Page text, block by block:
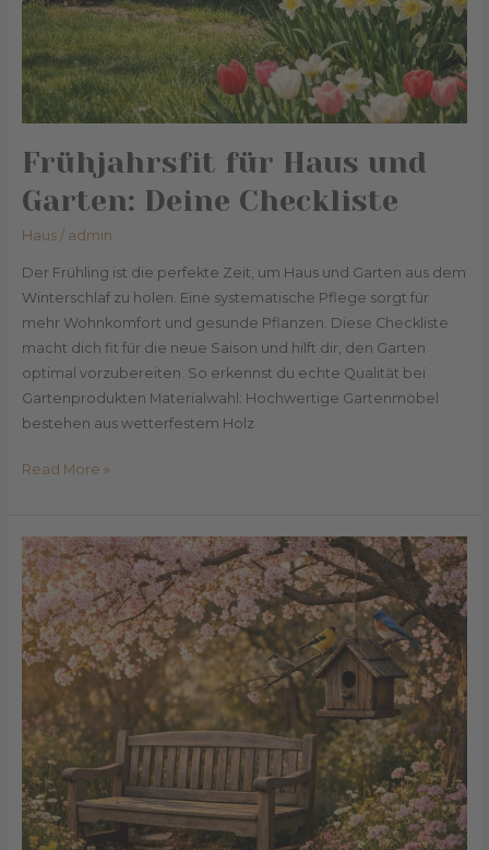
Frühjahrsfit für Haus und
Garten: Deine Checkliste
Haus/ admin
Der Frühling ist die perfekte Zeit, um Haus und Garten aus dem
Winterschlaf zu holen. Eine systematische Pflege sorgt für
mehr Wohnkomfort und gesunde Pflanzen. Diese Checkliste
macht dich fit für die neue Saison und hilft dir, den Garten
optimal vorzubereiten. So erkennst du echte Qualität bei
Gartenprodukten Materialwahl: Hochwertige Gartenmöbel
bestehen aus wetterfestem Holz
Read More »
Slow
Living
im
Garten:
Mehr
Achtsamkeit
Alltag